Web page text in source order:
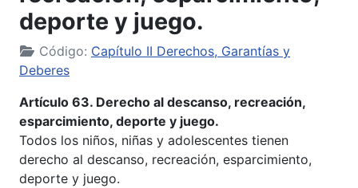
deporte y juego.
Código: Capítulo II Derechos, Garantías y
Deberes
Artículo 63. Derecho al descanso, recreación,
esparcimiento, deporte y juego.
Todos los niños, niñas y adolescentes tienen
derecho al descanso, recreación, esparcimiento,
deporte y juego.